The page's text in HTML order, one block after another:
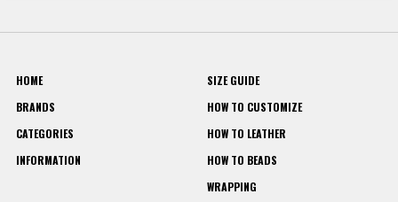
HOME
BRANDS
CATEGORIES
INFORMATION
SIZE GUIDE
HOW TO CUSTOMIZE
HOW TO LEATHER
HOW TO BEADS
WRAPPING